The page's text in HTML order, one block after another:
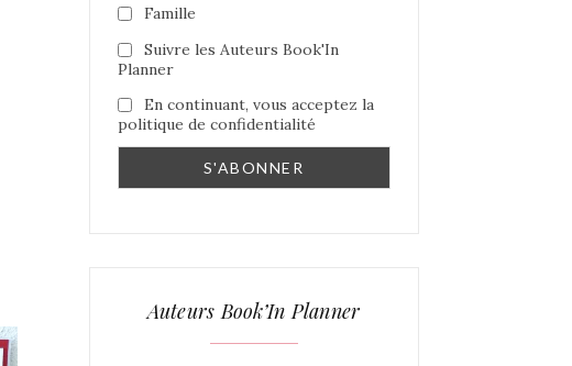
Famille
Suivre les Auteurs Book'In
Planner
En continuant, vous acceptez la
politique de confidentialité
Auteurs Book’In Planner